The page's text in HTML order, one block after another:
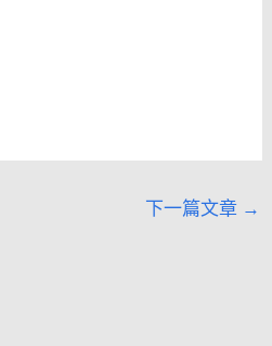
下一篇文章 →